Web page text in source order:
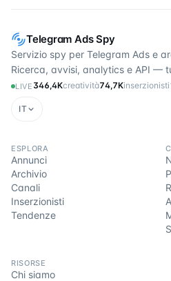
Telegram Ads Spy
Servizio spy per Telegram Ads e
Ricerca, avvisi, analytics e API —
LIVE 346,4Kcreatività74,7Kinserzionisti
IT
ESPLORA
Annunci
Archivio
Canali
Inserzionisti
Tendenze
RISORSE
Chi siamo